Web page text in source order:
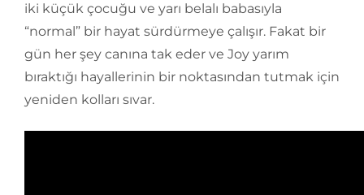
iki küçük çocuğu ve yarı belalı babasıyla
“normal” bir hayat sürdürmeye çalışır. Fakat bir
gün her şey canına tak eder ve Joy yarım
bıraktığı hayallerinin bir noktasından tutmak için
yeniden kolları sıvar.